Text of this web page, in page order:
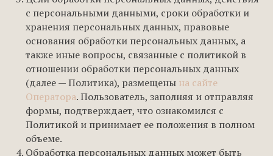
с персональными данными, сроки обработки и
хранения персональных данных, правовые
основания обработки персональных данных, а
также иные вопросы, связанные с политикой в
отношении обработки персональных данных
(далее — Политика), размещены на сайте
Оператора. Пользователь, заполняя и отправляя
формы, подтверждает, что ознакомился с
Политикой и принимает ее положения в полном
объеме.
Обработка персональных данных может быть